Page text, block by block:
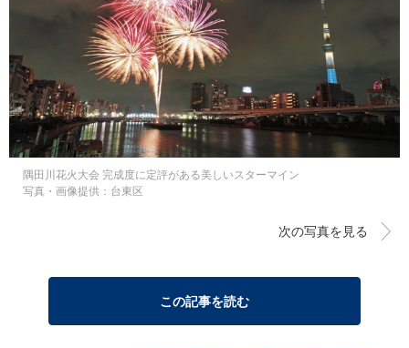
隅田川花火大会 完成度に定評がある美しいスターマイン
写真・画像提供：台東区
次の写真を見る
この記事を読む